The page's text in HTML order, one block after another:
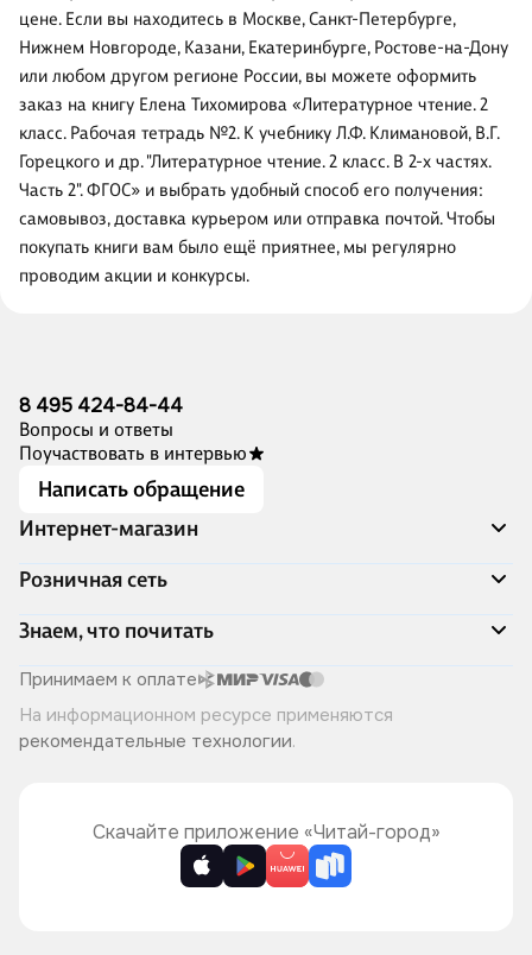
цене. Если вы находитесь в Москве, Санкт-Петербурге,
Нижнем Новгороде, Казани, Екатеринбурге, Ростове-на-Дону
или любом другом регионе России, вы можете оформить
заказ на книгу Елена Тихомирова «Литературное чтение. 2
класс. Рабочая тетрадь №2. К учебнику Л.Ф. Климановой, В.Г.
Горецкого и др. "Литературное чтение. 2 класс. В 2-х частях.
Часть 2". ФГОС» и выбрать удобный способ его получения:
самовывоз, доставка курьером или отправка почтой. Чтобы
покупать книги вам было ещё приятнее, мы регулярно
проводим акции и конкурсы.
8 495 424-84-44
Вопросы и ответы
Поучаствовать в интервью
Написать обращение
Интернет-магазин
Акции
Доставка и оплата
Программа лояльности
Подарочные сертификаты
Правила продажи
Политика конфиденциальности
Розничная сеть
Адреса магазинов
Книжный Дозор
О компании
Читай-город для бизнеса
Хотите у нас работать?
Знаем, что почитать
Скоро в продаже
Лучшие из лучших
Читай-журнал
Принимаем к оплате
На информационном ресурсе применяются
рекомендательные технологии.
Скачайте приложение «Читай-город»